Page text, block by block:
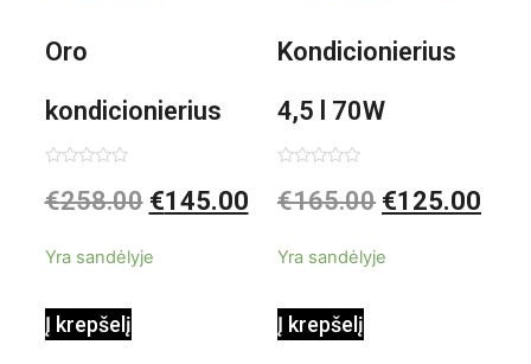
Oro
kondicionierius
Evareer
garinamasis,
0
iš
€258.00 €145.00
Yra sandėlyje
Į krepšelį
Kondicionierius
4,5 l 70W
nešiojamas,
0
iš
€165.00 €125.00
Yra sandėlyje
Į krepšelį